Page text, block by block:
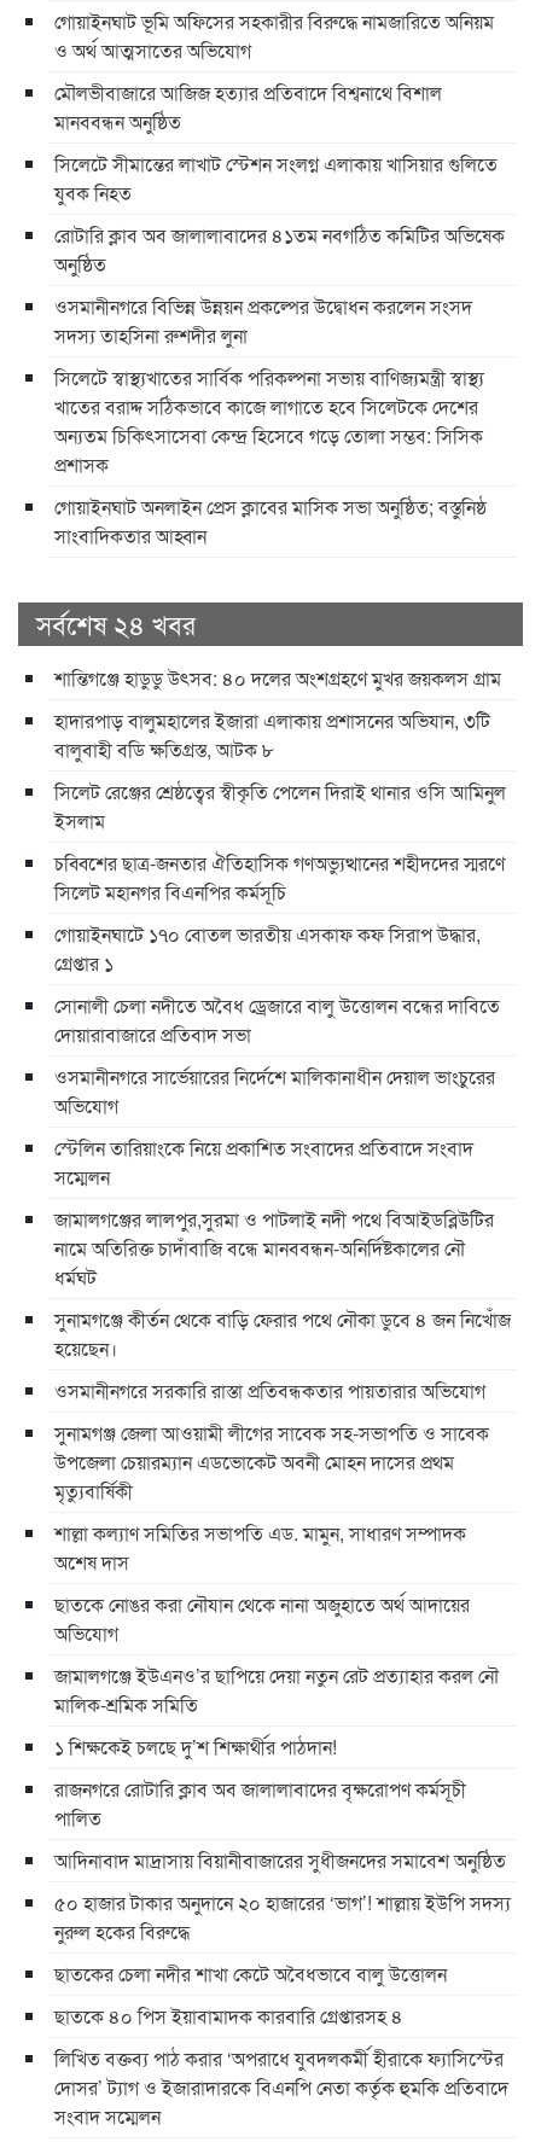
গোয়াইনঘাট ভূমি অফিসের সহকারীর বিরুদ্ধে নামজারিতে অনিয়ম
ও অর্থ আত্মসাতের অভিযোগ
মৌলভীবাজারে আজিজ হত্যার প্রতিবাদে বিশ্বনাথে বিশাল
মানববন্ধন অনুষ্ঠিত
সিলেটে সীমান্তের লাখাট স্টেশন সংলগ্ন এলাকায় খাসিয়ার গুলিতে
যুবক নিহত
রোটারি ক্লাব অব জালালাবাদের ৪১তম নবগঠিত কমিটির অভিষেক
অনুষ্ঠিত
ওসমানীনগরে বিভিন্ন উন্নয়ন প্রকল্পের উদ্বোধন করলেন সংসদ
সদস্য তাহসিনা রুশদীর লুনা
সিলেটে স্বাস্থ্যখাতের সার্বিক পরিকল্পনা সভায় বাণিজ্যমন্ত্রী স্বাস্থ্য
খাতের বরাদ্দ সঠিকভাবে কাজে লাগাতে হবে সিলেটকে দেশের
অন্যতম চিকিৎসাসেবা কেন্দ্র হিসেবে গড়ে তোলা সম্ভব: সিসিক
প্রশাসক
​গোয়াইনঘাট অনলাইন প্রেস ক্লাবের মাসিক সভা অনুষ্ঠিত; বস্তুনিষ্ঠ
সাংবাদিকতার আহ্বান
সর্বশেষ ২৪ খবর
শান্তিগঞ্জে হাডুডু উৎসব: ৪০ দলের অংশগ্রহণে মুখর জয়কলস গ্রাম
হাদারপাড় বালুমহালের ইজারা এলাকায় প্রশাসনের অভিযান, ৩টি
বালুবাহী বডি ক্ষতিগ্রস্ত, আটক ৮
সিলেট রেঞ্জের শ্রেষ্ঠত্বের স্বীকৃতি পেলেন দিরাই থানার ওসি আমিনুল
ইসলাম
চব্বিশের ছাত্র-জনতার ঐতিহাসিক গণঅভ্যুত্থানের শহীদদের স্মরণে
সিলেট মহানগর বিএনপির কর্মসূচি
গোয়াইনঘাটে ১৭০ বোতল ভারতীয় এসকাফ কফ সিরাপ উদ্ধার,
গ্রেপ্তার ১
সোনালী চেলা নদীতে অবৈধ ড্রেজারে বালু উত্তোলন বন্ধের দাবিতে
দোয়ারাবাজারে প্রতিবাদ সভা
ওসমানীনগরে সার্ভেয়ারের নির্দেশে মালিকানাধীন দেয়াল ভাংচুরের
অভিযোগ
স্টেলিন তারিয়াংকে নিয়ে প্রকাশিত সংবাদের প্রতিবাদে সংবাদ
সম্মেলন
জামালগঞ্জের লালপুর,সুরমা ও পাটলাই নদী পথে বিআইডব্লিউটির
নামে অতিরিক্ত চাদাঁবাজি বন্ধে মানববন্ধন-অনির্দিষ্টকালের নৌ
ধর্মঘট
সুনামগঞ্জে কীর্তন থেকে বাড়ি ফেরার পথে নৌকা ডুবে ৪ জন নিখোঁজ
হয়েছেন।
ওসমানীনগরে সরকারি রাস্তা প্রতিবন্ধকতার পায়তারার অভিযোগ
সুনামগঞ্জ জেলা আওয়ামী লীগের সাবেক সহ-সভাপতি ও সাবেক
উপজেলা চেয়ারম্যান এডভোকেট অবনী মোহন দাসের প্রথম
মৃত্যুবার্ষিকী
শাল্লা কল্যাণ সমিতির সভাপতি এড. মামুন, সাধারণ সম্পাদক
অশেষ দাস
ছাতকে নোঙর করা নৌযান থেকে নানা অজুহাতে অর্থ আদায়ের
অভিযোগ
জামালগঞ্জে ইউএনও’র ছাপিয়ে দেয়া নতুন রেট প্রত্যাহার করল নৌ
মালিক-শ্রমিক সমিতি
১ শিক্ষকেই চলছে দু’শ শিক্ষার্থীর পাঠদান!
রাজনগরে রোটারি ক্লাব অব জালালাবাদের বৃক্ষরোপণ কর্মসূচী
পালিত
আদিনাবাদ মাদ্রাসায় বিয়ানীবাজারের সুধীজনদের সমাবেশ অনুষ্ঠিত
৫০ হাজার টাকার অনুদানে ২০ হাজারের ‘ভাগ’! শাল্লায় ইউপি সদস্য
নুরুল হকের বিরুদ্ধে
ছাতকের চেলা নদীর শাখা কেটে অবৈধভাবে বালু উত্তোলন
ছাতকে ৪০ পিস ইয়াবামাদক কারবারি গ্রেপ্তারসহ ৪
লিখিত বক্তব্য পাঠ করার ‘অপরাধে যুবদলকর্মী হীরাকে ফ্যাসিস্টের
দোসর’ ট্যাগ ও ইজারাদারকে বিএনপি নেতা কর্তৃক হুমকি প্রতিবাদে
সংবাদ সম্মেলন